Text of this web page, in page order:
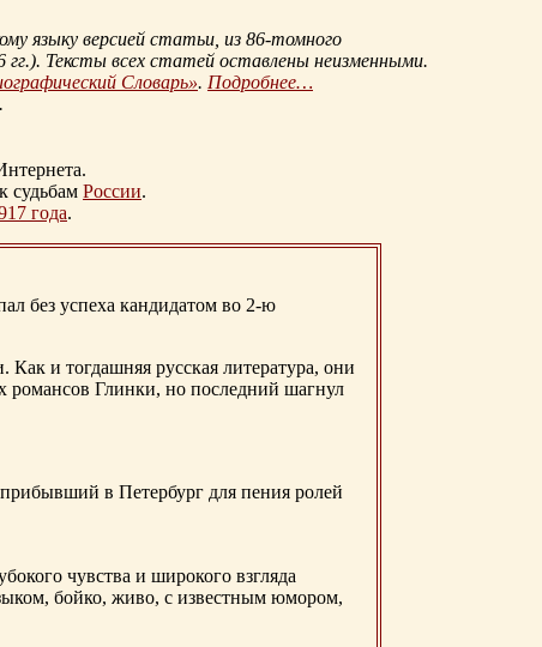
языку версией статьи, из 86-томного
гг.). Тексты всех статей оставлены неизменными.
Словарь». Подробнее…
.
судьбам России.
года.
без успеха кандидатом во 2-ю
и тогдашняя русская литература, они
романсов Глинки, но последний шагнул
в Петербург для пения ролей
чувства и широкого взгляда
бойко, живо, с известным юмором,